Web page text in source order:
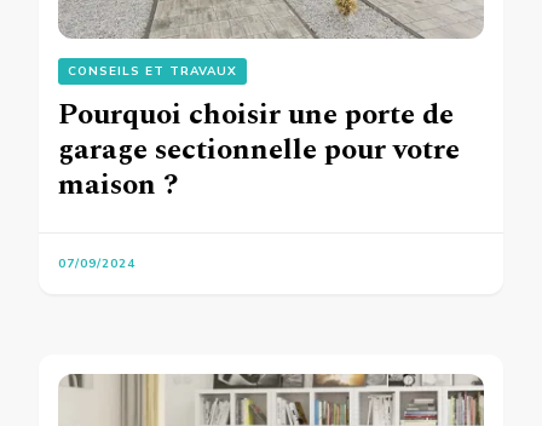
CONSEILS ET TRAVAUX
Pourquoi choisir une porte de
garage sectionnelle pour votre
maison ?
07/09/2024